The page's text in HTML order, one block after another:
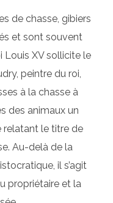
de chasse, gibiers
et sont souvent
Louis XV sollicite le
peintre du roi,
à la chasse à
des animaux un
relatant le titre de
Au-delà de la
il s’agit
propriétaire et la